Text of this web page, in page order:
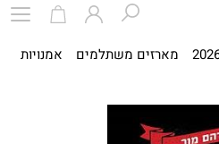
מארזים משתלמים אמנויות